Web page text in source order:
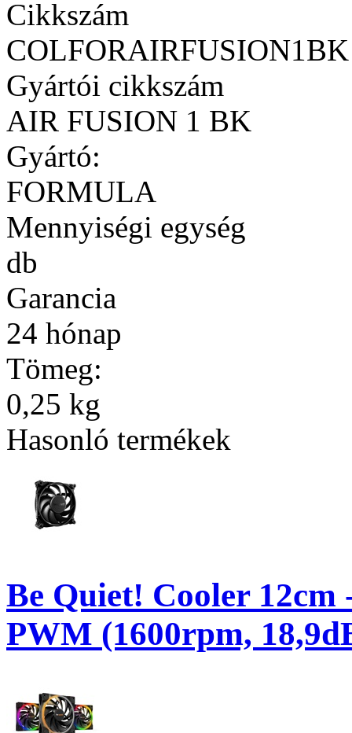
Cikkszám
COLFORAIRFUSION1BK
Gyártói cikkszám
AIR FUSION 1 BK
Gyártó:
FORMULA
Mennyiségi egység
db
Garancia
24 hónap
Tömeg:
0,25 kg
Hasonló termékek
Be Quiet! Cooler
PWM (1600rpm,